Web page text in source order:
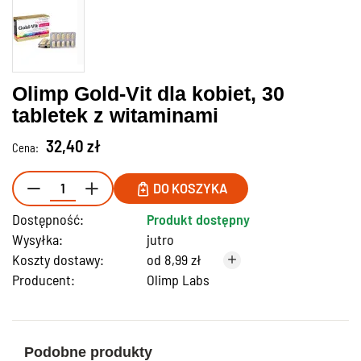
Olimp Gold-Vit dla kobiet, 30
tabletek z witaminami
Cena: 32,40 zł
DO KOSZYKA
Dostępność:
Produkt dostępny
Wysyłka:
jutro
Koszty dostawy:
od 8,99 zł
Producent:
Olimp Labs
Podobne produkty